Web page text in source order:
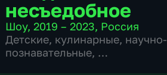
несъедобное
Шоу,2019 – 2023, Россия
Детские, кулинарные, научно-
познавательные,